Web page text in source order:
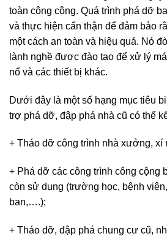
toàn công cộng. Quá trình phá dỡ
và thực hiện cẩn thận để đảm bảo
một cách an toàn và hiệu quả. Nó
lành nghề được đào tạo để xử lý
nổ và các thiết bị khác.
Dưới đây là một số hạng mục tiêu
trợ phá dỡ, đập phá nhà cũ có thể
+ Tháo dỡ công trình nhà xưởng, xí
+ Phá dỡ các công trình công cộng
còn sử dụng (trường học, bệnh
ban,….);
+ Tháo dỡ, đập phá chung cư cũ,